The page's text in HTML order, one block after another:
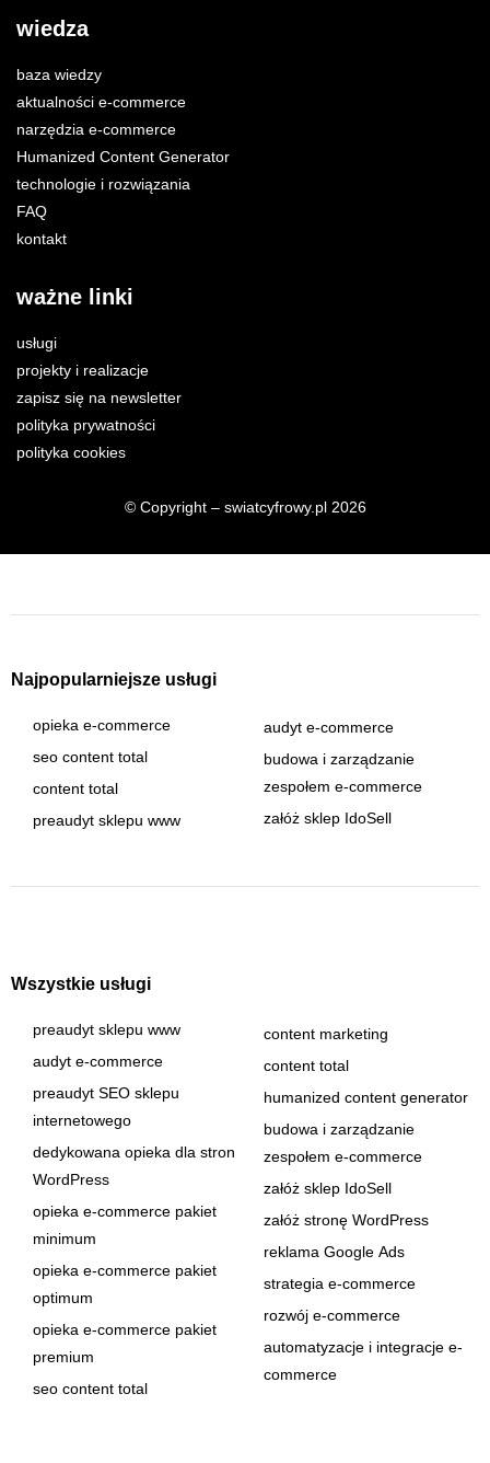
wiedza
baza wiedzy
aktualności e-commerce
narzędzia e-commerce
Humanized Content Generator
technologie i rozwiązania
FAQ
kontakt
ważne linki
usługi
projekty i realizacje
zapisz się na newsletter
polityka prywatności
polityka cookies
© Copyright – swiatcyfrowy.pl 2026
Najpopularniejsze usługi
opieka e-commerce
seo content total
content total
preaudyt sklepu www
audyt e-commerce
budowa i zarządzanie
zespołem e-commerce
załóż sklep IdoSell
Wszystkie usługi
preaudyt sklepu www
audyt e-commerce
preaudyt SEO sklepu
internetowego
dedykowana opieka dla stron
WordPress
opieka e-commerce pakiet
minimum
opieka e-commerce pakiet
optimum
opieka e-commerce pakiet
premium
seo content total
content marketing
content total
humanized content generator
budowa i zarządzanie
zespołem e-commerce
załóż sklep IdoSell
załóż stronę WordPress
reklama Google Ads
strategia e-commerce
rozwój e-commerce
automatyzacje i integracje e-
commerce